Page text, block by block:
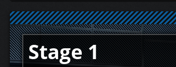
Stage 1